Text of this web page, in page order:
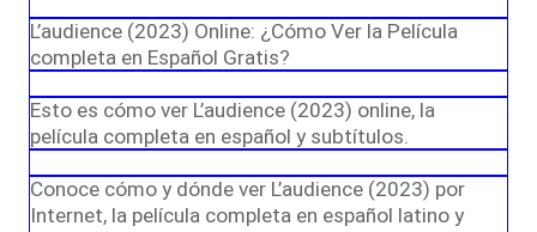
L’audience (2023) Online: ¿Cómo Ver la Película
completa en Español Gratis?
Esto es cómo ver L’audience (2023) online, la
película completa en español y subtítulos.
Conoce cómo y dónde ver L’audience (2023) por
Internet, la película completa en español latino y